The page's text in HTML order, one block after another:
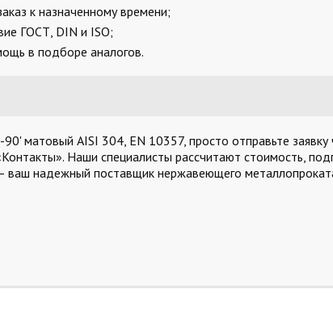
к назначенному времени;
ГОСТ, DIN и ISO;
в подборе аналогов.
матовый AISI 304, EN 10357, просто отправьте заявку
Наши специалисты рассчитают стоимость,
ваш надежный поставщик нержавеющего